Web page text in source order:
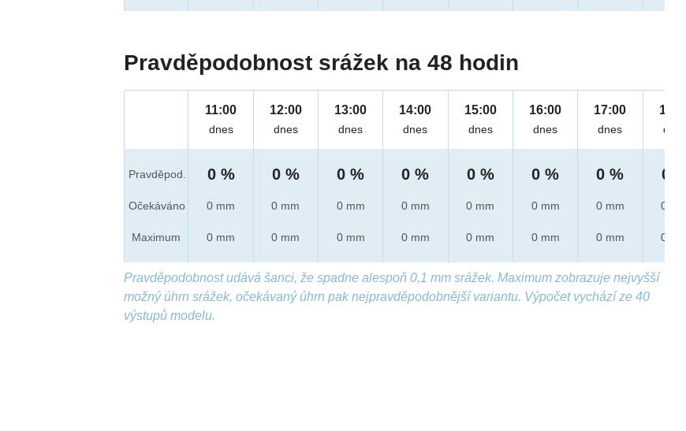
Pravděpodobnost srážek na 48 hodin
Pravděpod.
Očekáváno
Maximum
11:00
dnes
0 %
0 mm
0 mm
12:00
dnes
0 %
0 mm
0 mm
13:00
dnes
0 %
0 mm
0 mm
14:00
dnes
0 %
0 mm
0 mm
15:00
dnes
0 %
0 mm
0 mm
16:00
dnes
0 %
0 mm
0 mm
17:00
dnes
0 %
0 mm
0 mm
18:00
dnes
0 %
0 mm
0 mm
Pravděpodobnost udává šanci, že spadne alespoň 0,1 mm srážek. Maximum zobrazuje nejvyšší
možný úhrn srážek, očekávaný úhrn pak nejpravděpodobnější variantu. Výpočet vychází ze 40
výstupů modelu.